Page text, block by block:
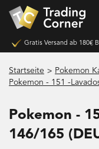
Gratis Versand ab 180€
Startseite > Pokemon
Pokemon - 151 -
Pokemon -
146/165